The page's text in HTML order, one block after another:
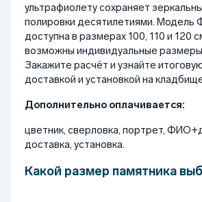
ультрафиолету сохраняет
полировки десятилетиями. Модель
доступна в размерах 100, 110 и 120
возможны индивидуальные размеры
Закажите расчёт и узнайте
доставкой и установкой на
Дополнительно оплачивается:
цветник, сверловка, портрет,
доставка, установка.
Какой размер памятника